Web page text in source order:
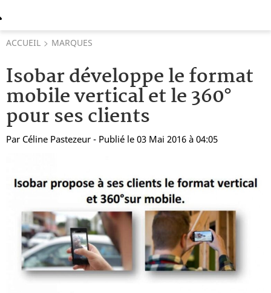
ACCUEIL MARQUES
Isobar développe le format
mobile vertical et le 360°
pour ses clients
Par Céline Pastezeur - Publié le 03 Mai 2016 à 04:05